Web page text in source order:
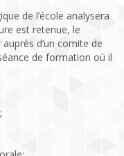
de l’école analysera
est retenue, le
d’un comite de
de formation où il